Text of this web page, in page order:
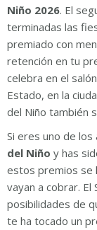
Niño 2026. El
terminadas las
premiado con
retención en tu
celebra en el
Estado, en la
del Niño también
Si eres uno de
del Niño y has
estos premios se
vayan a cobrar.
posibilidades de
te ha tocado un